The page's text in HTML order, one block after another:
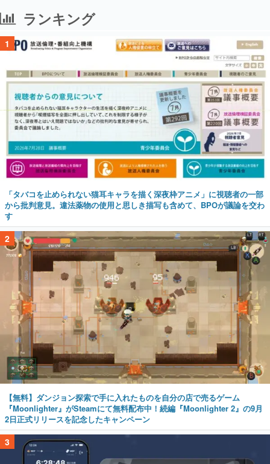
ランキング
1
「タバコを止められない猫耳キャラを描く深夜枠アニメ」に視聴者の一部
から批判意見。違法薬物の使用と思しき描写も含めて、BPOが議論を交わ
す
2
【無料】ダンジョン探索で手に入れたものを自分の店で売るゲーム
『Moonlighter』がSteamにて無料配布中！続編『Moonlighter 2』の9月
2日正式リリースを記念したキャンペーン
3